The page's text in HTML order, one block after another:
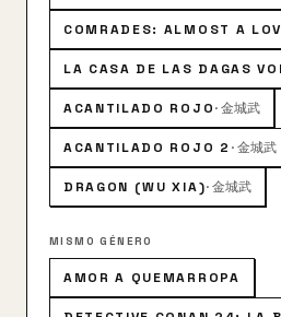
COMRADES: ALMOST A
LA CASA DE LAS DAGAS
ACANTILADO ROJO·金城武
ACANTILADO ROJO 2 ·金城武
DRAGON (WU XIA)·金城武
MISMO GÉNERO
AMOR A QUEMARROPA